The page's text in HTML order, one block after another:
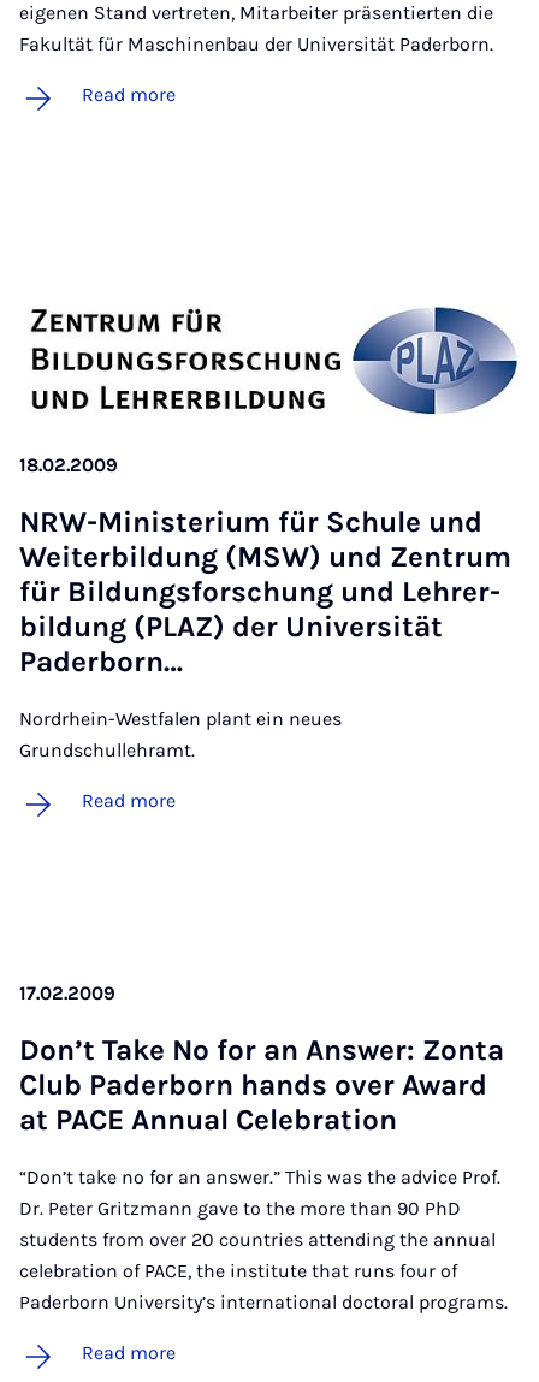
eigenen Stand vertreten, Mitarbeiter präsentierten die
Fakultät für Maschinenbau der Universität Paderborn.
Read more
18.02.2009
NRW-Min­is­teri­um für Schule und
Wei­t­er­bildung (MSW) und Zen­trum
für Bildungs­forschung und Lehr­er­
bildung (PLAZ) der Uni­versität
Pader­born…
Nordrhein-Westfalen plant ein neues
Grundschullehramt.
Read more
17.02.2009
Don’t Take No for an An­swer: Zonta
Club Pader­born hands over Award
at PACE An­nu­al Cel­eb­ra­tion
“Don’t take no for an answer.” This was the advice Prof.
Dr. Peter Gritzmann gave to the more than 90 PhD
students from over 20 countries attending the annual
celebration of PACE, the institute that runs four of
Paderborn University’s international doctoral programs.
Read more